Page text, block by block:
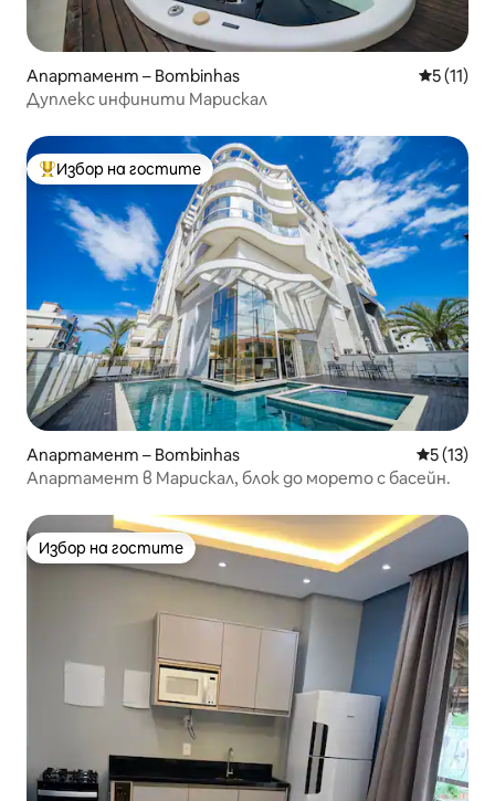
Апартамент – Bombinhas Средна
5 (11)
Дуплекс инфинити Марискал
Най-популярен избор на гостите
Избор на гостите
Апартамент – Bombinhas Средна
5 (13)
Апартамент в Марискал, блок до морето с басейн.
Избор на гостите
Избор на гостите